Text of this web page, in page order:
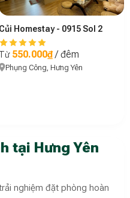
Củi Homestay - 0915 Sol 2
Từ 550.000₫/ đêm
Phụng Công, Hưng Yên
tại Hưng Yên
nghiệm đặt phòng hoàn